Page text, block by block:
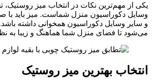
یکی از مهم‌ترین نکات در انتخاب میز روستیک،
وسایل دکوراسیون منزل شماست. میز باید با
و سایر وسایل دکوراسیون همخوانی داشته
می‌شود تا فضای منزل شما هماهنگ و زیبا به
انتخاب بهترین میز روستیک